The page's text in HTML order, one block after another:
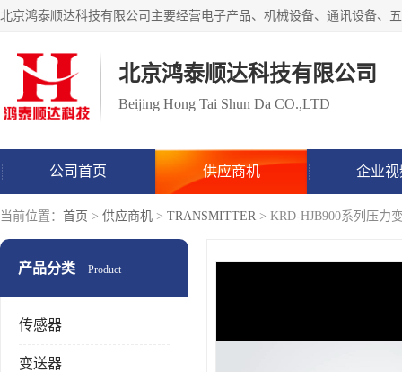
北京鸿泰顺达科技有限公司
Beijing Hong Tai Shun Da CO.,LTD
公司首页 供应商机 企业视
当前位置： 首页 > 供应商机 > TRANSMITTER > KRD-HJB900系列压力
产品分类 Product
传感器
变送器